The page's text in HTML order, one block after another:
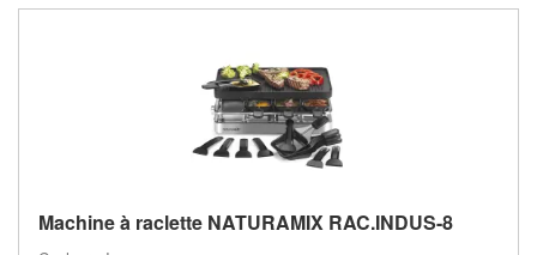
Machine à raclette NATURAMIX RAC.INDUS-8